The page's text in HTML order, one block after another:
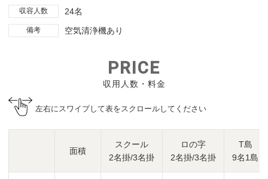
収容人数 24名
備考 空気清浄機あり
PRICE
収用人数・料金
左右にスワイプして表をスクロールしてください
面積
スクール
2名掛/3名掛
ロの字
2名掛/3名掛
T島
9名1島